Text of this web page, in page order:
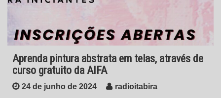
Aprenda pintura abstrata em telas, através de
curso gratuito da AIFA
24 de junho de 2024 radioitabira